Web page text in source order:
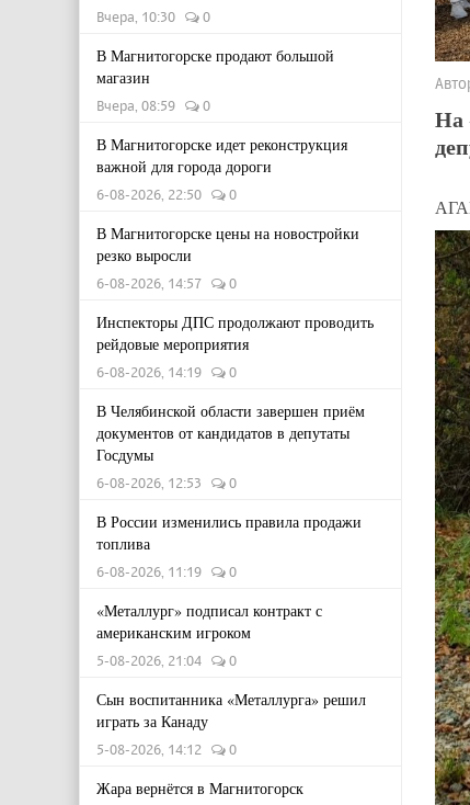
Вчера, 10:30 0
В Магнитогорске продают большой
магазин
Вчера, 08:59 0
В Магнитогорске идет реконструкция
важной для города дороги
6-08-2026, 22:50 0
В Магнитогорске цены на новостройки
резко выросли
6-08-2026, 14:57 0
Инспекторы ДПС продолжают проводить
рейдовые мероприятия
6-08-2026, 14:19 0
В Челябинской области завершен приём
документов от кандидатов в депутаты
Госдумы
6-08-2026, 12:53 0
В России изменились правила продажи
топлива
6-08-2026, 11:19 0
«Металлург» подписал контракт с
американским игроком
5-08-2026, 21:04 0
Сын воспитанника «Металлурга» решил
играть за Канаду
5-08-2026, 14:12 0
Жара вернётся в Магнитогорск
На